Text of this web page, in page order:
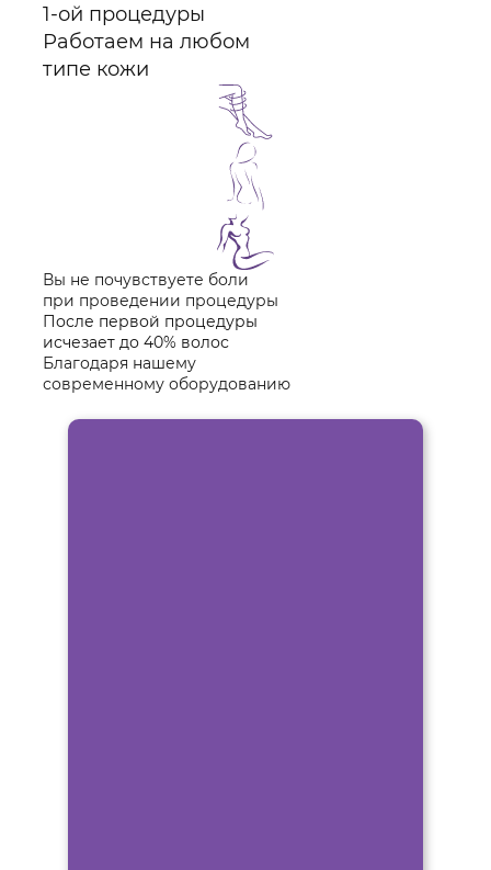
1-ой процедуры
Работаем на любом
типе кожи
Вы не почувствуете боли
при проведении процедуры
После первой процедуры
исчезает до 40% волос
Благодаря нашему
современному оборудованию